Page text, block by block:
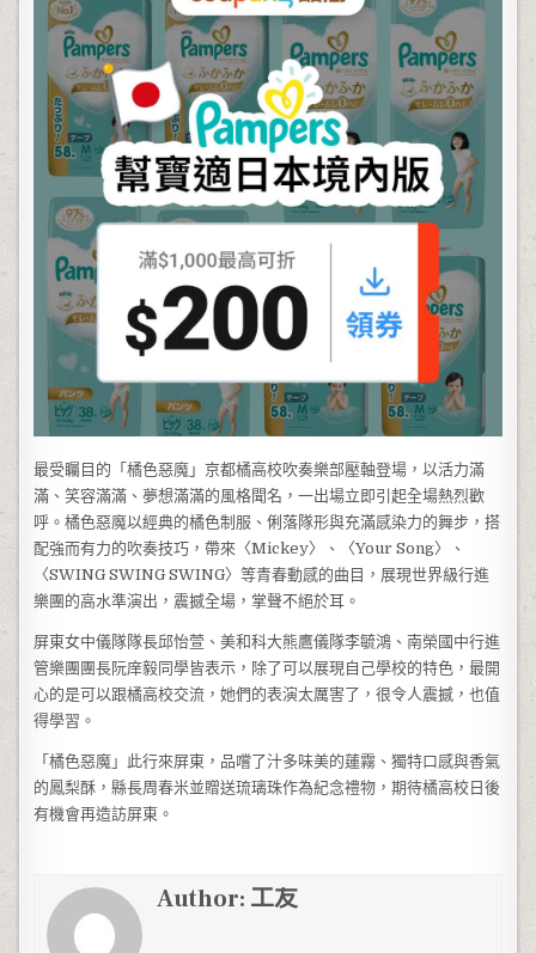
最受矚目的「橘色惡魔」京都橘高校吹奏樂部壓軸登場，以活力滿
滿、笑容滿滿、夢想滿滿的風格聞名，一出場立即引起全場熱烈歡
呼。橘色惡魔以經典的橘色制服、俐落隊形與充滿感染力的舞步，搭
配強而有力的吹奏技巧，帶來〈Mickey〉、〈Your Song〉、
〈SWING SWING SWING〉等青春動感的曲目，展現世界級行進
樂團的高水準演出，震撼全場，掌聲不絕於耳。
屏東女中儀隊隊長邱怡萱、美和科大熊鷹儀隊李毓鴻、南榮國中行進
管樂團團長阮庠毅同學皆表示，除了可以展現自己學校的特色，最開
心的是可以跟橘高校交流，她們的表演太厲害了，很令人震撼，也值
得學習。
「橘色惡魔」此行來屏東，品嚐了汁多味美的蓮霧、獨特口感與香氣
的鳳梨酥，縣長周春米並贈送琉璃珠作為紀念禮物，期待橘高校日後
有機會再造訪屏東。
Author: 工友